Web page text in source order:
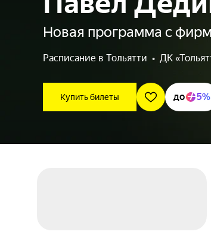
Новая программа с
Расписание в Тольятти • ДК
Купить билеты до 5%